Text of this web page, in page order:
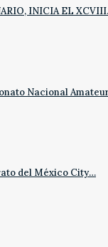
INICIA EL
Nacional
del México City…